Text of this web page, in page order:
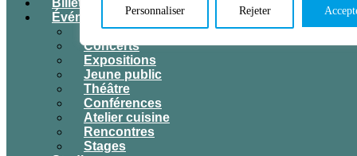
Personnaliser Rejeter
Billetterie
Événements
Tous les événements
Concerts
Expositions
Jeune public
Théâtre
Conférences
Atelier cuisine
Rencontres
Stages